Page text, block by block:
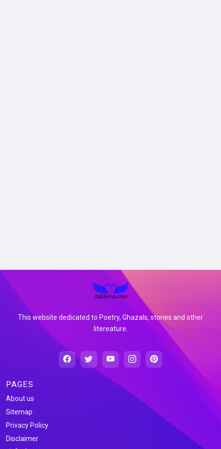
This website dedicated to Poetry, Ghazals, stories and other
litereature.
PAGES
About us
Sitemap
Privacy Policy
Disclaimer